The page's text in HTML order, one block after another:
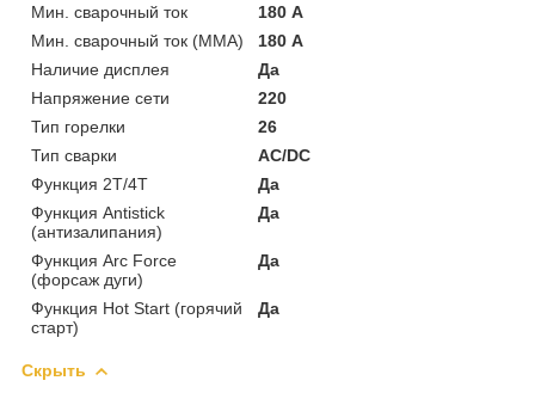
Мин. сварочный ток
180 А
Мин. сварочный ток (MMA)
180 А
Наличие дисплея
Да
Напряжение сети
220
Тип горелки
26
Тип сварки
AC/DC
Функция 2T/4T
Да
Функция Antistick
(антизалипания)
Да
Функция Arc Force
(форсаж дуги)
Да
Функция Hot Start (горячий
старт)
Да
Скрыть